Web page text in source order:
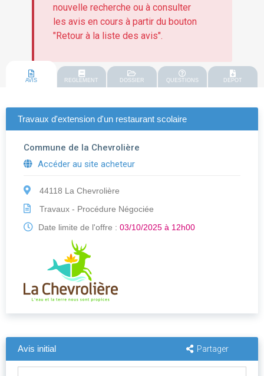
nouvelle recherche ou à consulter
les avis en cours à partir du bouton
"Retour à la liste des avis".
AVIS REGLEMENT DOSSIER QUESTIONS DEPOT
Travaux d'extension d'un restaurant scolaire
Commune de la Chevrolière
Accéder au site acheteur
44118 La Chevrolière
Travaux - Procédure Négociée
Date limite de l'offre : 03/10/2025 à 12h00
Avis initial Partager